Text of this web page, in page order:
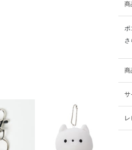
商
ポ
さ
商
サ
レ